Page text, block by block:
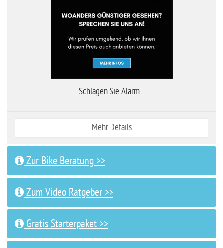
Schlagen Sie Alarm...
Mehr Details
Zur Bike Beratung >>
Zum Video Ratgeber >>
Gratis Starterpaket >>